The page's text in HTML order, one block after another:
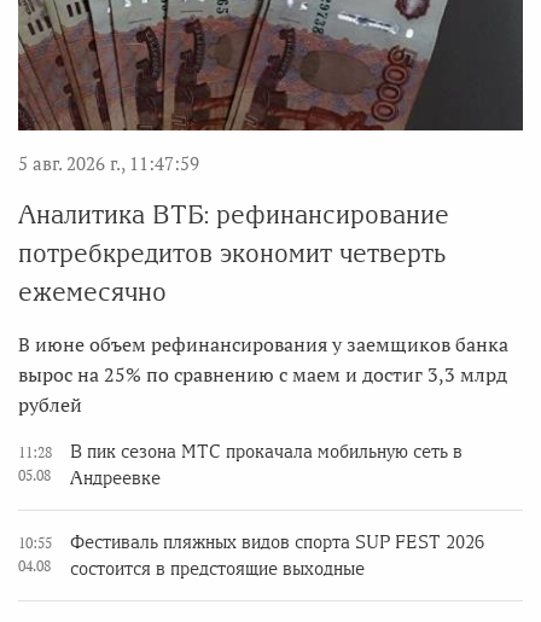
5 авг. 2026 г., 11:47:59
Аналитика ВТБ: рефинансирование
потребкредитов экономит четверть
ежемесячно
В июне объем рефинансирования у заемщиков банка
вырос на 25% по сравнению с маем и достиг 3,3 млрд
рублей
11:28
05.08
В пик сезона МТС прокачала мобильную сеть в
Андреевке
10:55
04.08
Фестиваль пляжных видов спорта SUP FEST 2026
состоится в предстоящие выходные